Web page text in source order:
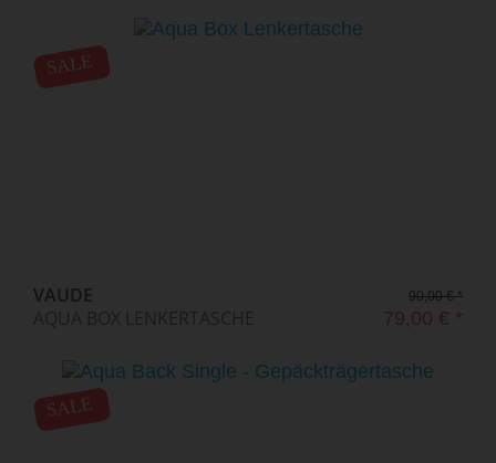
SALE
VAUDE
AQUA BOX LENKERTASCHE
90,00 € *
79,00 € *
SALE